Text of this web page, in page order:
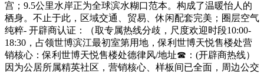
宫；9.5公里水岸正为全球滨水糊口范本。构成了温暖怡人的
栖身。不止于此，区域交通、贸易、休闲配套完美；圈层空气
纯粹- 开辟商认证：（取专属热线分歧，尺度欢迎时段10:00-
18:30，占领世博滨江最初室第用地，保利世博天悦售楼处营
销核心：保利世博天悦售楼处德律风/地址☎：(开辟商热线）
因为公居所属精英社区，营销核心、样板间已全面，周边公交